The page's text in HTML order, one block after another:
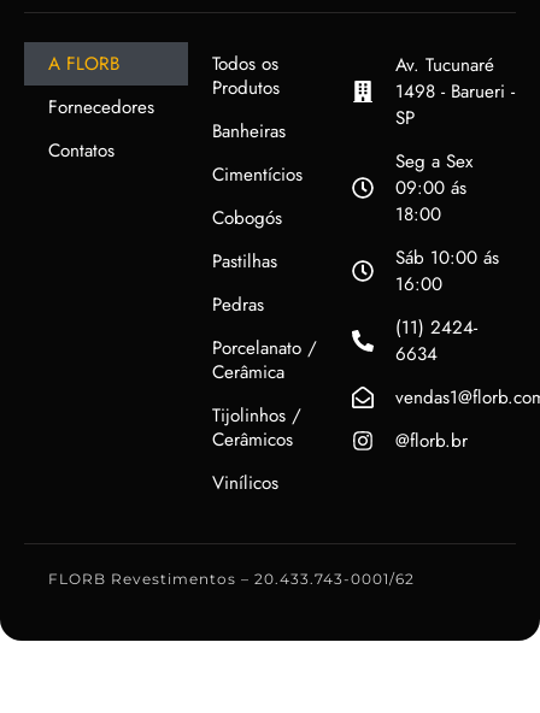
A FLORB
Fornecedores
Contatos
Todos os
Produtos
Banheiras
Cimentícios
Cobogós
Pastilhas
Pedras
Porcelanato /
Cerâmica
Tijolinhos /
Cerâmicos
Vinílicos
Av. Tucunaré
1498 - Barueri -
SP
Seg a Sex
09:00 ás
18:00
Sáb 10:00 ás
16:00
(11) 2424-
6634
@florb.br
FLORB Revestimentos – 20.433.743-0001/62